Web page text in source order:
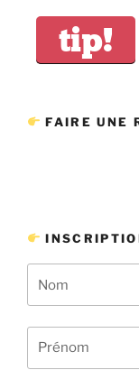
tip!
FAIRE UNE